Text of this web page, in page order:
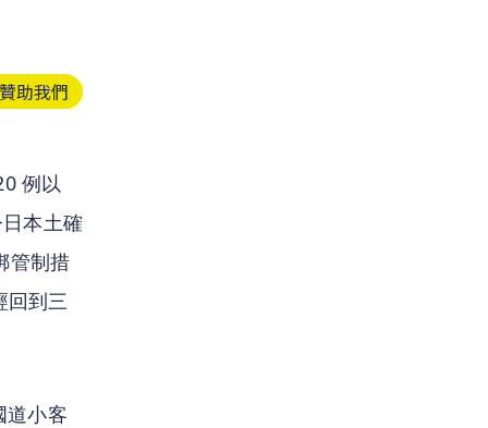
助我們
例以
本土確
管制措
回到三
道小客